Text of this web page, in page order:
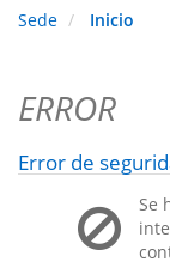
Sede Inicio
ERROR
Error de
Se